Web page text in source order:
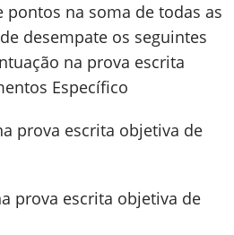
na soma de todas as
desempate os seguintes
na prova escrita
Específico
prova escrita objetiva de
prova escrita objetiva de